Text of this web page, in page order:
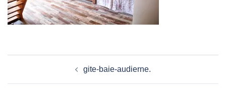
gite-baie-audierne.